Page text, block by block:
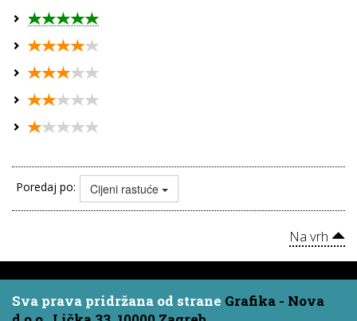
Poredaj po: Cijeni rastuće
Na vrh
Sva prava pridržana od strane Grafika - Nova